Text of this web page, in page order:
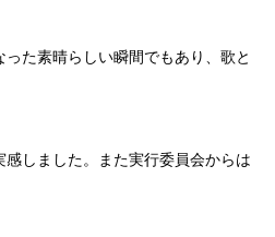
た素晴らしい瞬間でもあり、歌と
しました。また実行委員会からは